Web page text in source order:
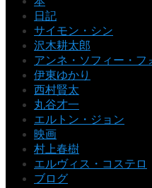
日記
サイモン・シン
沢木耕太郎
アンネ・ソフィー・フ
伊東ゆかり
西村賢太
丸谷才一
エルトン・ジョン
映画
村上春樹
エルヴィス・コステロ
ブログ